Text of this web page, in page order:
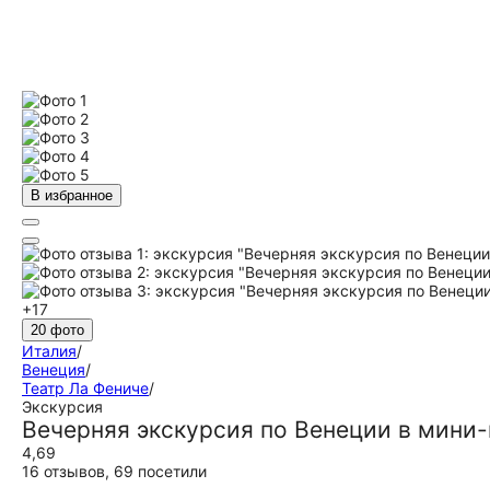
В избранное
+17
20 фото
Италия/
Венеция/
Театр Ла Фениче/
Экскурсия
Вечерняя экскурсия по Венеции в
4,69
16 отзывов, 69 посетили